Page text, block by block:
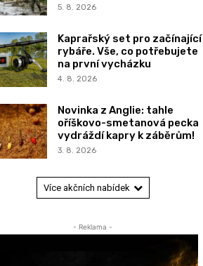
5. 8. 2026
Kaprařský set pro začínající
rybáře. Vše, co potřebujete
na první vycházku
4. 8. 2026
Novinka z Anglie: tahle
oříškovo-smetanová pecka
vydráždí kapry k záběrům!
3. 8. 2026
Více akčních nabídek
- Reklama -